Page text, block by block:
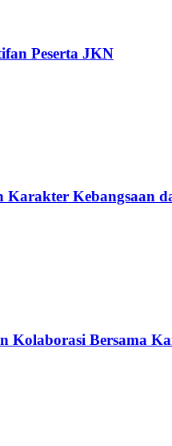
Peserta JKN
Kebangsaan
Bersama